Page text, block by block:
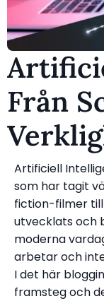
Från
Artificiell
som har tagit
fiction-filmer
utvecklats och
moderna
arbetar och
I det här
framsteg och